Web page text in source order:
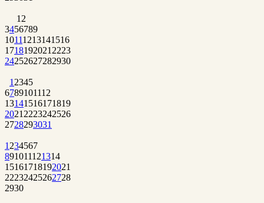
1 2
3456789
10111213141516
1718192021 2223
24252627282930
1 2345
6789101112
13141516171819
2021 2223242526
2728293031
1 234567
891011121314
15161718192021
22232425262728
2930